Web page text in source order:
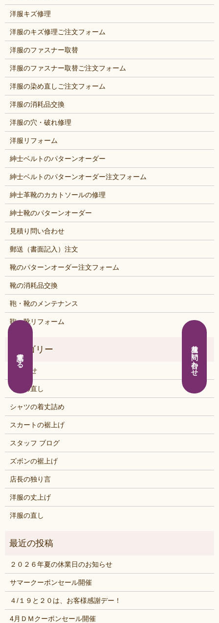
洋服キズ修理
洋服のキズ修理ご注文フォーム
洋服のファスナー取替
洋服のファスナー取替ご注文フォーム
洋服の染め直しご注文フォーム
洋服の消耗品交換
洋服の穴・破れ修理
洋服リフォーム
紳士ベルトのパターンオーダー
紳士ベルトのパターンオーダー注文フォーム
紳士革靴のカカトソールの修理
紳士靴のパターンオーダー
見積り問い合わせ
郵送（書面記入）注文
靴のパターンオーダー注文フォーム
靴の消耗品交換
鞄・靴のメンテナンス
鞄・靴リフォーム
お知らせ
くつの直し
シャツの着丈詰め
スカートの裾上げ
スタッフ ブログ
ズボンの裾上げ
店長の独り言
洋服の丈上げ
洋服の直し
２０２６年夏の休業日のお知らせ
サマークーポンセール開催
４/１９と２０は、お客様感謝デー！
4月ＤＭクーポンセール開催
電話する 見積り問い合わせ